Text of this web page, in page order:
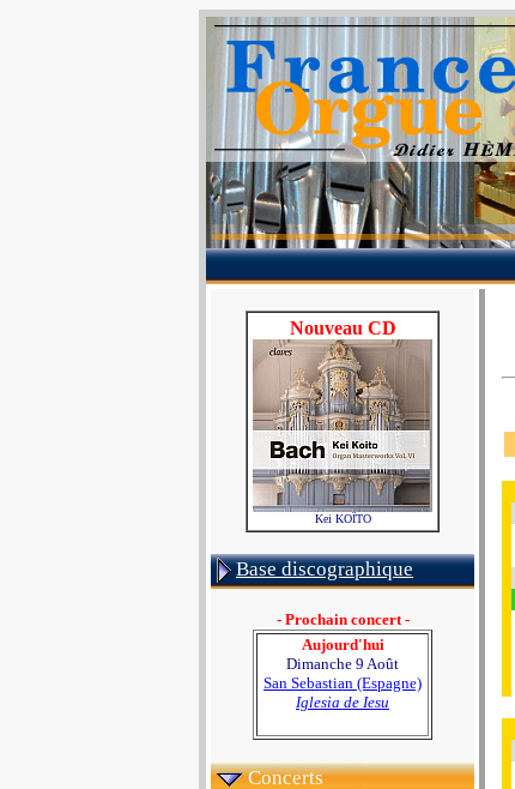
Nouveau CD
Kei KOÏTO
Base discographique
- Prochain concert -
Aujourd'hui
Dimanche 9 Août
San Sebastian (Espagne)
Iglesia de Iesu
Concerts